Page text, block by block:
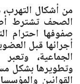
من أشكال التهرب،
الصحف تشترط
صفوفها احترام
أجرائها قبل
الجماعية،
وتطويرها بشكل